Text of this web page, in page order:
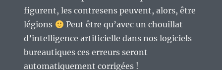
figurent, les contresens peuvent, alors, être
légions
Peut être qu’avec un chouillat
d’intelligence artificielle dans nos logiciels
bureautiques ces erreurs seront
automatiquement corrigées !